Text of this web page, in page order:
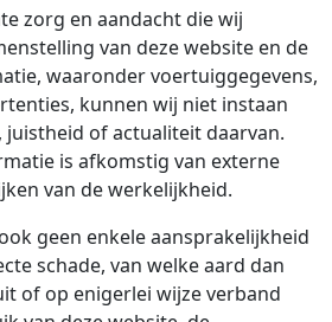
zorg en aandacht die wij
van deze website en de
waaronder voertuiggegevens,
kunnen wij niet instaan
of actualiteit daarvan.
is afkomstig van externe
van de werkelijkheid.
geen enkele aansprakelijkheid
schade, van welke aard dan
of op enigerlei wijze verband